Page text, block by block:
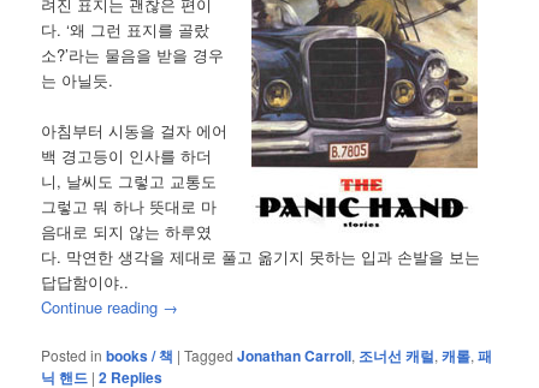
다. ‘왜 그런 표지를 골랐
소?’라는 물음을 받을 경우
는 아닐듯.
아침부터 시동을 걸자 에어
백 경고등이 인사를 하더
니, 날씨도 그렇고 교통도
그렇고 뭐 하나 뜻대로 마
음대로 되지 않는 하루였
다. 막연한 생각을 제대로 풀고 옮기지 못하는 입과 손발을 보는
답답함이야..
Continue reading →
Posted in books / 책 |Tagged Jonathan Carroll, 조너선 캐럴,캐롤,패
닉 핸드 |2 Replies